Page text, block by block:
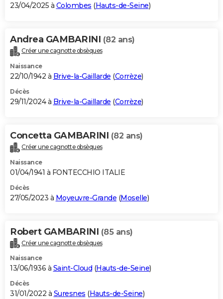
S'inscrire
Se connecter
Lycées
Collèges
Primaires
Universités
Entreprises
Service militaire
Avis de recherche
AVIS DE DÉCÈS
Bricolage
Lifestyle
Culture
Sport
Auto
Television
Voyage
Cinema
23/04/2025 à Colombes (Hauts-de-Seine)
Andrea GAMBARINI (82 ans)
Créer une cagnotte obsèques
Naissance
22/10/1942 à Brive-la-Gaillarde (Corrèze)
Décès
29/11/2024 à Brive-la-Gaillarde (Corrèze)
Concetta GAMBARINI (82 ans)
Créer une cagnotte obsèques
Naissance
01/04/1941 à FONTECCHIO ITALIE
Décès
27/05/2023 à Moyeuvre-Grande (Moselle)
Robert GAMBARINI (85 ans)
Créer une cagnotte obsèques
Naissance
13/06/1936 à Saint-Cloud (Hauts-de-Seine)
Décès
31/01/2022 à Suresnes (Hauts-de-Seine)